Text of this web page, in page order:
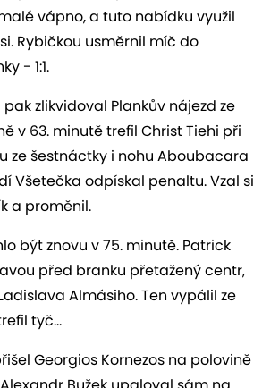
vápno, a tuto nabídku využil
Rybičkou usměrnil míč do
- 1:1.
zlikvidoval Plankův nájezd ze
v 63. minutě trefil Christ Tiehi při
ze šestnáctky i nohu Aboubacara
Všetečka odpískal penaltu. Vzal si
a proměnil.
být znovu v 75. minutě. Patrick
před branku přetažený centr,
Almásiho. Ten vypálil ze
tyč…
Georgios Kornezos na polovině